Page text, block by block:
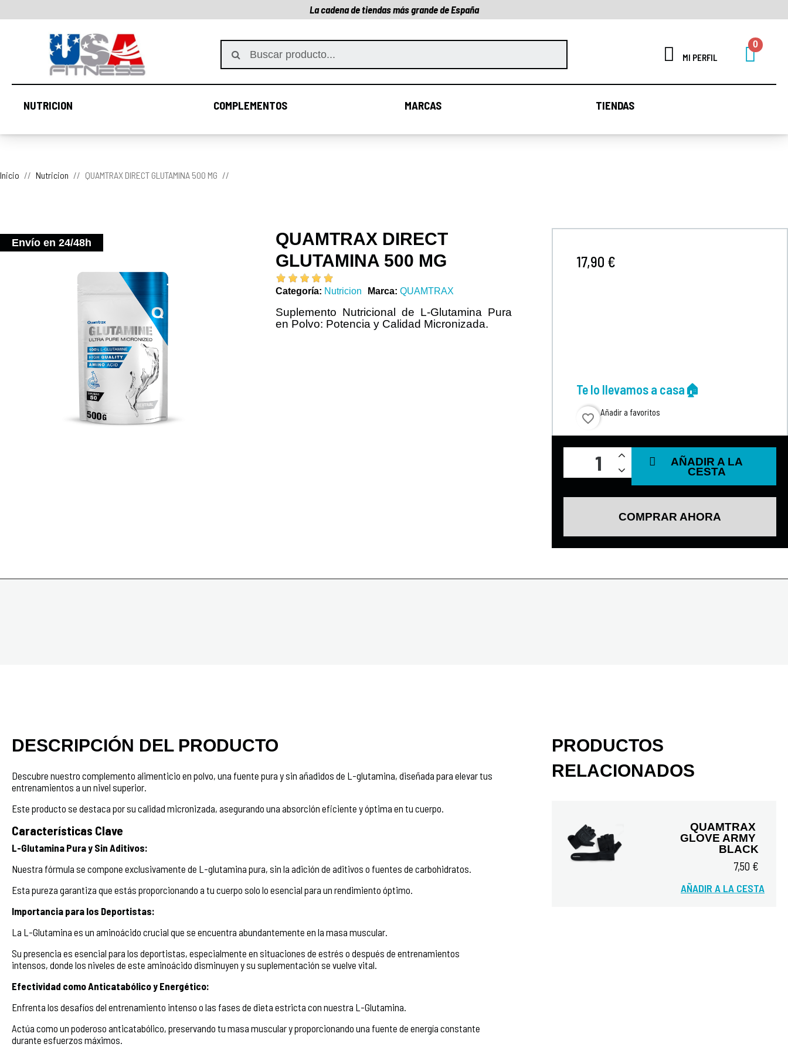
La cadena de tiendas más grande de España
MI PERFIL
NUTRICION COMPLEMENTOS MARCAS TIENDAS
COMPLEMENTOS MARCAS
Inicio Nutricion QUAMTRAX DIRECT GLUTAMINA 500 MG
Envío en 24/48h
QUAMTRAX DIRECT
GLUTAMINA 500 MG
Categoría Nutricion Marca QUAMTRAX
Suplemento Nutricional de L-Glutamina Pura
en Polvo: Potencia y Calidad Micronizada.
17,90 €
Te lo llevamos a casa🏠
favorite_border Añadir a favoritos
AÑADIR A LA
CESTA
COMPRAR AHORA
DESCRIPCIÓN DEL PRODUCTO
Descubre nuestro complemento alimenticio en polvo, una fuente pura y sin añadidos de L-glutamina, diseñada para elevar tus
entrenamientos a un nivel superior.
Este producto se destaca por su calidad micronizada, asegurando una absorción eficiente y óptima en tu cuerpo.
Características Clave
L-Glutamina Pura y Sin Aditivos:
Nuestra fórmula se compone exclusivamente de L-glutamina pura, sin la adición de aditivos o fuentes de carbohidratos.
Esta pureza garantiza que estás proporcionando a tu cuerpo solo lo esencial para un rendimiento óptimo.
Importancia para los Deportistas:
La L-Glutamina es un aminoácido crucial que se encuentra abundantemente en la masa muscular.
Su presencia es esencial para los deportistas, especialmente en situaciones de estrés o después de entrenamientos
intensos, donde los niveles de este aminoácido disminuyen y su suplementación se vuelve vital.
Efectividad como Anticatabólico y Energético:
Enfrenta los desafíos del entrenamiento intenso o las fases de dieta estricta con nuestra L-Glutamina.
Actúa como un poderoso anticatabólico, preservando tu masa muscular y proporcionando una fuente de energía constante
durante esfuerzos máximos.
PRODUCTOS
RELACIONADOS
QUAMTRAX
GLOVE ARMY
BLACK
7,50 €
AÑADIR A LA CESTA